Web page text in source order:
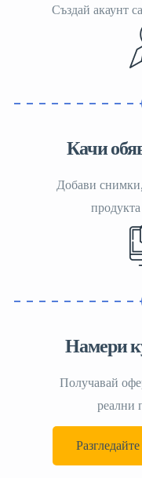
Създай акаунт
Качи
Добави
Намери
Получавай
реални